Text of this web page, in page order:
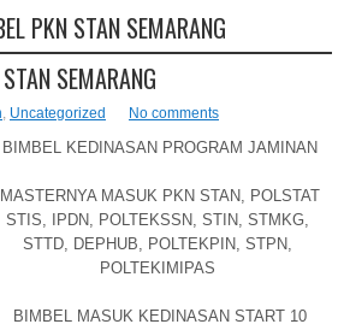
PKN STAN SEMARANG
SEMARANG
, Uncategorized No comments
BIMBEL KEDINASAN PROGRAM JAMINAN
MASTERNYA MASUK PKN STAN, POLSTAT
STIS, IPDN, POLTEKSSN, STIN, STMKG,
STTD, DEPHUB, POLTEKPIN, STPN,
POLTEKIMIPAS
BIMBEL MASUK KEDINASAN START 10